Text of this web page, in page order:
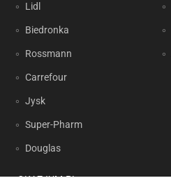
Lidl
Biedronka
Rossmann
Carrefour
Jysk
Super-Pharm
Douglas